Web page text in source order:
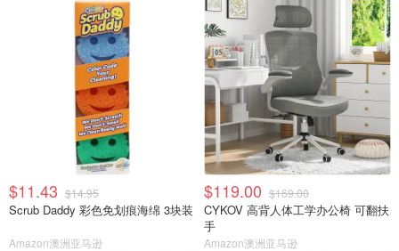
$11.43 $14.95
Scrub Daddy 彩色免划痕海绵 3块装
Amazon澳洲亚马逊
$119.00 $169.00
CYKOV 高背人体工学办公椅 可翻扶
手
Amazon澳洲亚马逊